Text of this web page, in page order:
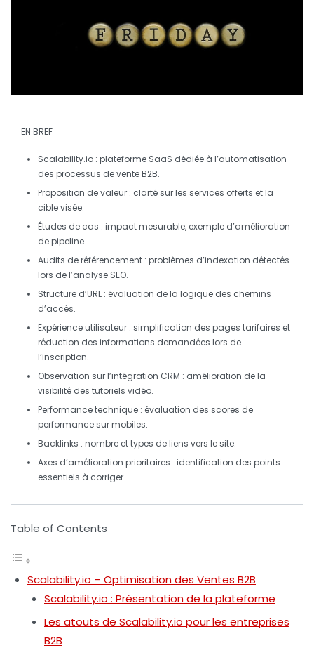
EN BREF
Scalability.io : plateforme SaaS dédiée à l’automatisation
des processus devente B2B.
Proposition de valeur : clarté sur les services offerts et la
cible visée.
Études de cas : impact mesurable, exemple d’amélioration
de pipeline.
Audits de référencement : problèmes d’indexation détectés
lors de l’analyse SEO.
Structure d’URL : évaluation de la logique des chemins
d’accès.
Expérience utilisateur : simplification des pages tarifaires et
réduction des informations demandées lors de
l’inscription.
Observation sur l’intégration CRM : amélioration de la
visibilité des tutoriels vidéo.
Performance technique : évaluation des scores de
performance sur mobiles.
Backlinks : nombre et types de liens vers le site.
Axes d’amélioration prioritaires : identification des points
essentiels à corriger.
Table of Contents
Scalability.io – Optimisation des Ventes B2B
Scalability.io : Présentation de la plateforme
Les atouts de Scalability.io pour les entreprises
B2B